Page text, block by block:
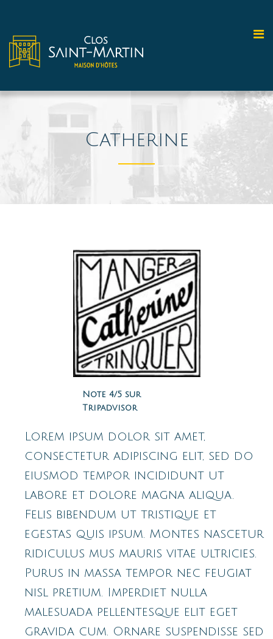
Catherine
Note 4/5 sur
Tripadvisor
Lorem ipsum dolor sit amet,
consectetur adipiscing elit, sed do
eiusmod tempor incididunt ut
labore et dolore magna aliqua.
Felis bibendum ut tristique et
egestas quis ipsum. Montes nascetur
ridiculus mus mauris vitae ultricies.
Purus in massa tempor nec feugiat
nisl pretium. Imperdiet nulla
malesuada pellentesque elit eget
gravida cum. Ornare suspendisse sed